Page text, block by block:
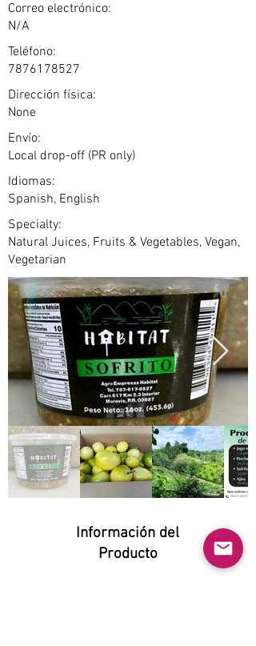
Correo electrónico:
N/A
Teléfono:
7876178527
Dirección física:
None
Envío:
Local drop-off (PR only)
Idiomas:
Spanish, English
Specialty:
Natural Juices, Fruits & Vegetables, Vegan,
Vegetarian
Información del
Producto